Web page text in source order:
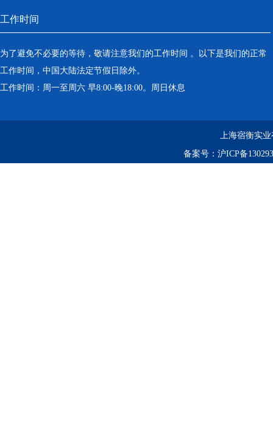
工作时间
为了避免不必要的等待，敬请注意我们的工作时间 。以下是我们的正常
工作时间，中国大陆法定节假日除外。
工作时间：周一至周六 早8:00-晚18:00。周日休息
上海宿衡实
备案号： 沪ICP备